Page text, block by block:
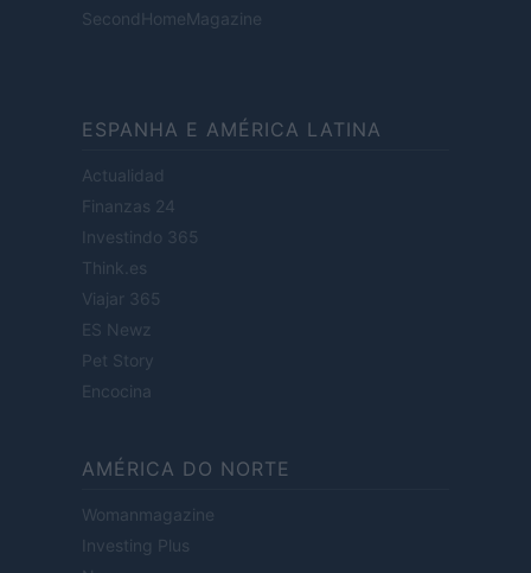
SecondHomeMagazine
ESPANHA E AMÉRICA LATINA
Actualidad
Finanzas 24
Investindo 365
Think.es
Viajar 365
ES Newz
Pet Story
Encocina
AMÉRICA DO NORTE
Womanmagazine
Investing Plus